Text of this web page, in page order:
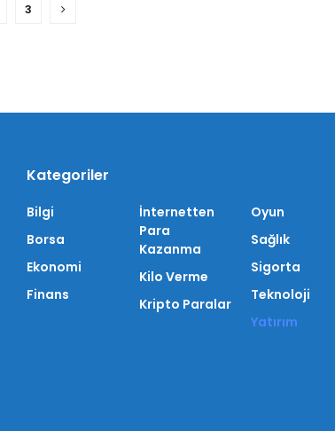
3
Kategoriler
Bilgi
Borsa
Ekonomi
Finans
İnternetten
Para
Kazanma
Kilo Verme
Kripto Paralar
Oyun
Sağlık
Sigorta
Teknoloji
Yatırım